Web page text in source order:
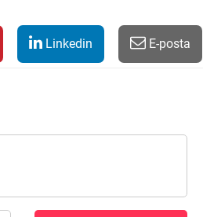
Linkedin E-posta